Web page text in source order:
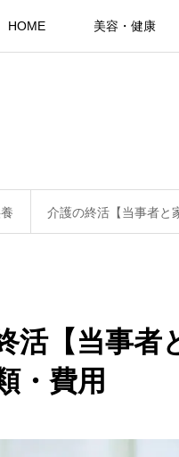
HOME 美容・健康
介護の終活【当事者と
活【当事者
・費用